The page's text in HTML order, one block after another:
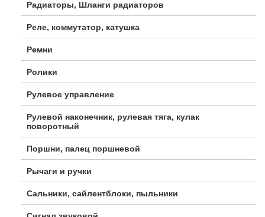
Радиаторы, Шланги радиаторов
Реле, коммутатор, катушка
Ремни
Ролики
Рулевое управление
Рулевой наконечник, рулевая тяга, кулак
поворотный
Поршни, палец поршневой
Рычаги и ручки
Сальники, сайлентблоки, пыльники